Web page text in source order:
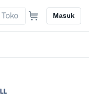
Masuk